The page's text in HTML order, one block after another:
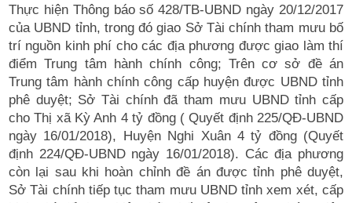
Thực hiện Thông báo số 428/TB-UBND ngày 20/12/2017
của UBND tỉnh, trong đó giao Sở Tài chính tham mưu bố
trí nguồn kinh phí cho các địa phương được giao làm thí
điểm Trung tâm hành chính công; Trên cơ sở đề án
Trung tâm hành chính công cấp huyện được UBND tỉnh
phê duyệt; Sở Tài chính đã tham mưu UBND tỉnh cấp
cho Thị xã Kỳ Anh 4 tỷ đồng ( Quyết định 225/QĐ-UBND
ngày 16/01/2018), Huyện Nghi Xuân 4 tỷ đồng (Quyết
định 224/QĐ-UBND ngày 16/01/2018). Các địa phương
còn lại sau khi hoàn chỉnh đề án được tỉnh phê duyệt,
Sở Tài chính tiếp tục tham mưu UBND tỉnh xem xét, cấp